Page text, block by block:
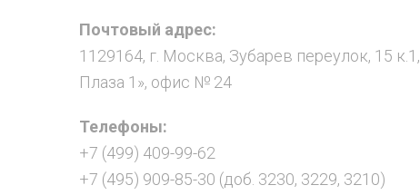
Почтовый адрес:
1129164, г. Москва, Зубарев переулок, 15
Плаза 1», офис № 24
Телефоны:
+7 (499) 409-99-62
+7 (495) 909-85-30 (доб. 3230, 3229, 3210)